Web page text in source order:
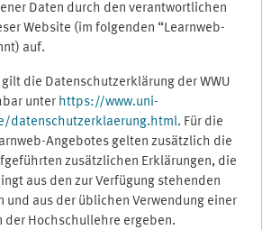
Daten durch den verantwortlichen
Website (im folgenden “Learnweb-
auf.
die Datenschutzerklärung der WWU
unter https://www.uni-
datenschutzerklaerung.html. Für die
Angebotes gelten zusätzlich die
zusätzlichen Erklärungen, die
aus den zur Verfügung stehenden
und aus der üblichen Verwendung einer
der Hochschullehre ergeben.